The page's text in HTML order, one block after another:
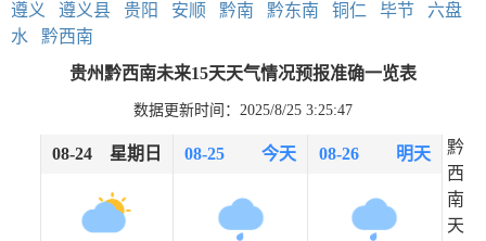
遵义 遵义县 贵阳 安顺 黔南 黔东南 铜仁 毕节
六盘
水
黔西南
贵州黔西南未来15天天气情况预报准确一览表
数据更新时间：2025/8/25 3:25:47
08-24 星期日 08-25 今天 08-26 明天
黔
西
南
天